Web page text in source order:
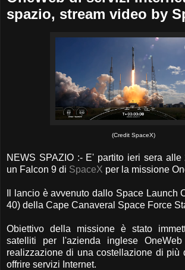
spazio, stream video by
(Credit SpaceX)
NEWS SPAZIO :- E' partito ieri sera alle
un Falcon 9 di SpaceX per la missione
Il lancio è avvenuto dallo Space Launch
40) della Cape Canaveral Space Force
Obiettivo della missione è stato
satelliti per l'azienda inglese
realizzazione di una costellazione di più
offrire servizi Internet.